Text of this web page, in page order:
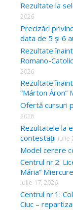
Rezultate la
2026
Precizări
data de 5 și 6
Rezultate
Romano-
2026
Rezultate
“Márton Áron”
Ofertă cursuri
2026
Rezultatele la
contestații iulie
Model cerere
Centrul nr.2:
Mária”
iulie 17, 2026
Centrul nr.1:
Ciuc –